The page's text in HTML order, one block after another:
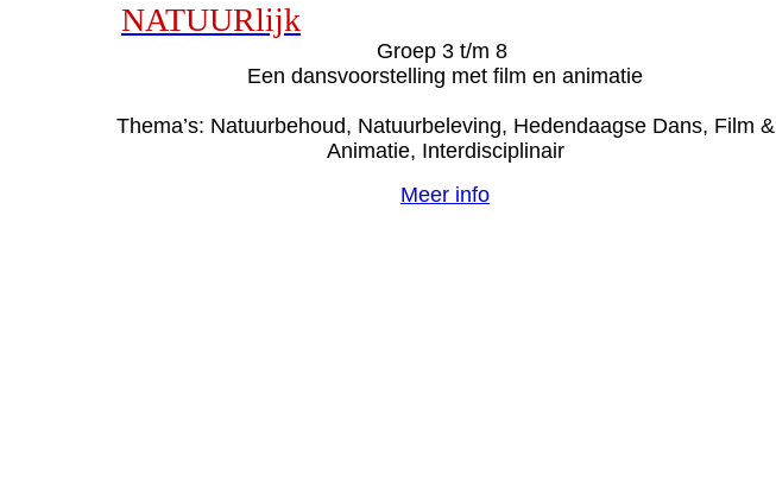
NATUURlijk
Groep 3 t/m 8
Een dansvoorstelling met film en animatie
Thema’s: Natuurbehoud, Natuurbeleving, Hedendaagse Dans, Film &
Animatie, Interdisciplinair
Meer info